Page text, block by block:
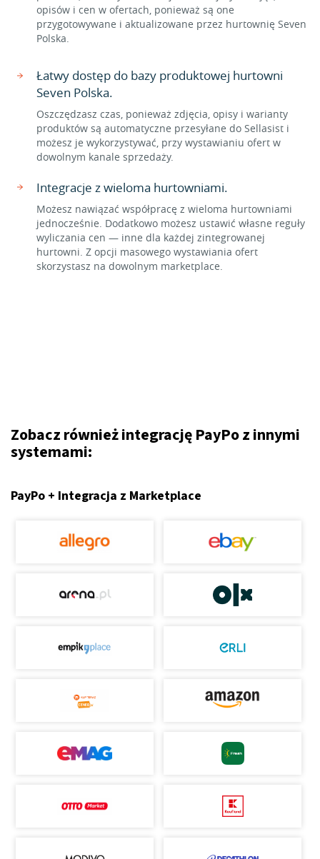
opisów i cen w ofertach, ponieważ są one
przygotowywane i aktualizowane przez hurtownię Seven
Polska.
Łatwy dostęp do bazy produktowej hurtowni
Seven Polska.
Oszczędzasz czas, ponieważ zdjęcia, opisy i warianty
produktów są automatyczne przesyłane do Sellasist i
możesz je wykorzystywać, przy wystawianiu ofert w
dowolnym kanale sprzedaży.
Integracje z wieloma hurtowniami.
Możesz nawiązać współpracę z wieloma hurtowniami
jednocześnie. Dodatkowo możesz ustawić własne reguły
wyliczania cen — inne dla każdej zintegrowanej
hurtowni. Z opcji masowego wystawiania ofert
skorzystasz na dowolnym marketplace.
Zobacz również integrację PayPo z innymi
systemami:
PayPo + Integracja z Marketplace